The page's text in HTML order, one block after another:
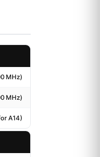
MHz)
MHz)
A14)